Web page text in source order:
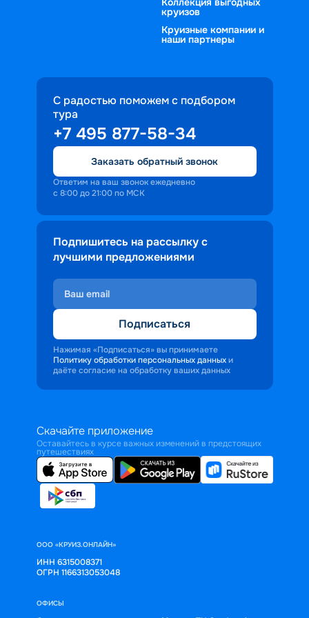
качественный отдых, который
подходит для путешественников,
желающих сменить привычные пляжи
оттенок благодаря кораллам.
Каждая остановка дарит
незабываемые эмоции от встречи с
Круиз.онлайн помогает организовать
отдых в Индонезии так, чтобы вы
могли в полной мере насладиться
красотой морских горизонтов.
Подобные круизы остаются в памяти
как одни из самых ярких и необычных
событий в жизни.
круизов
Круизные компании и
наши партнеры
С радостью поможем с подбором
тура
+7 495 877-58-34
Заказать обратный звонок
Ответим на ваш звонок ежедневно
с 8:00 до 21:00 по МСК
Подпишитесь на рассылку с
лучшими предложениями
Подписаться
Нажимая «Подписаться» вы принимаете
Политику обработки персональных данных и
даёте согласие на обработку ваших данных
Скачайте приложение
Оставайтесь в курсе важных изменений в предстоящих
путешествиях
ООО «КРУИЗ.ОНЛАЙН»
ИНН 6315008371
ОГРН 1166313053048
ОФИСЫ